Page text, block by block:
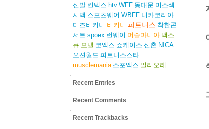
신발 킨텍스 htv WFF 동대문 미스섹
시백 스포츠웨어 WBFF 니카코리아
미즈비키니 비키니 피트니스 착한콘
서트 spoex 런웨이 머슬마니아 맥스
큐 모델 코엑스 쇼케이스 신촌 NICA
오션월드 피트니스스타
musclemania 스포엑스 밀리오레
Recent Entries
Recent Comments
Recent Trackbacks